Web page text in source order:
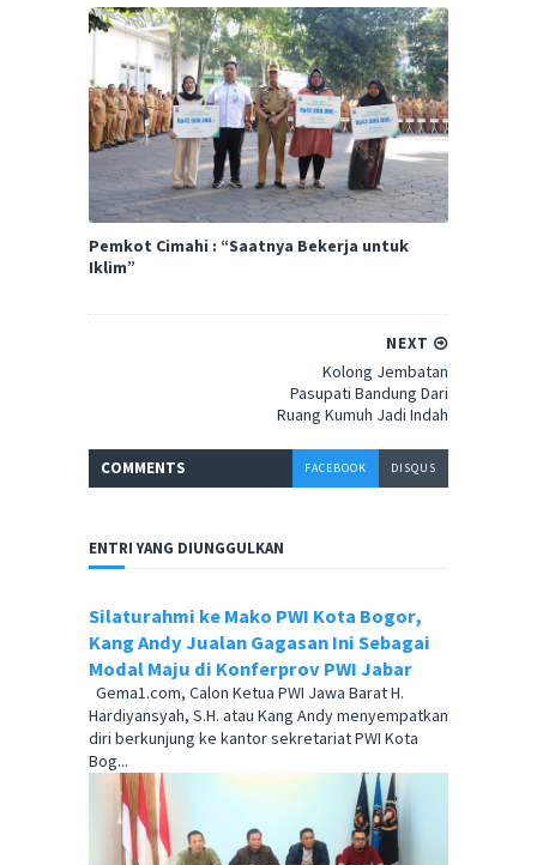
Pemkot Cimahi : “Saatnya Bekerja untuk
Iklim”
NEXT
Kolong Jembatan
Pasupati Bandung Dari
Ruang Kumuh Jadi Indah
COMMENTS FACEBOOK DISQUS
ENTRI YANG DIUNGGULKAN
Silaturahmi ke Mako PWI Kota Bogor,
Kang Andy Jualan Gagasan Ini Sebagai
Modal Maju di Konferprov PWI Jabar
Gema1.com, Calon Ketua PWI Jawa Barat H.
Hardiyansyah, S.H. atau Kang Andy menyempatkan
diri berkunjung ke kantor sekretariat PWI Kota
Bog...